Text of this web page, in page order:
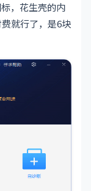
，花生壳的内
就行了，是6块